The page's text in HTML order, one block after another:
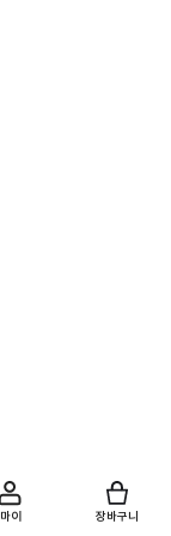
마이 장바구니